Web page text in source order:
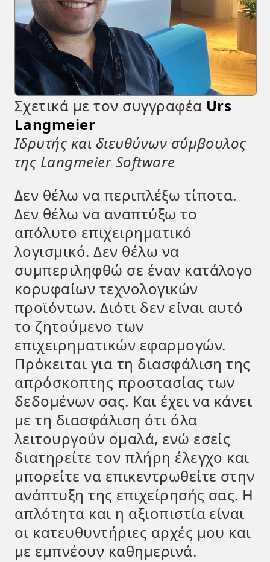
Σχετικά με τον συγγραφέα Urs
Langmeier
Ιδρυτής και διευθύνων σύμβουλος
της Langmeier Software
Δεν θέλω να περιπλέξω τίποτα.
Δεν θέλω να αναπτύξω το
απόλυτο επιχειρηματικό
λογισμικό. Δεν θέλω να
συμπεριληφθώ σε έναν κατάλογο
κορυφαίων τεχνολογικών
προϊόντων. Διότι δεν είναι αυτό
το ζητούμενο των
επιχειρηματικών εφαρμογών.
Πρόκειται για τη διασφάλιση της
απρόσκοπτης προστασίας των
δεδομένων σας. Και έχει να κάνει
με τη διασφάλιση ότι όλα
λειτουργούν ομαλά, ενώ εσείς
διατηρείτε τον πλήρη έλεγχο και
μπορείτε να επικεντρωθείτε στην
ανάπτυξη της επιχείρησής σας. Η
απλότητα και η αξιοπιστία είναι
οι κατευθυντήριες αρχές μου και
με εμπνέουν καθημερινά.